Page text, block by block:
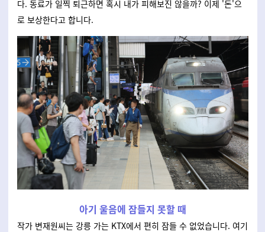
다. 동료가 일찍 퇴근하면 혹시 내가 피해보진 않을까? 이제 '돈'으
로 보상한다고 합니다.
아기 울음에 잠들지 못할 때
작가 변재원씨는 강릉 가는 KTX에서 편히 잠들 수 없었습니다. 여기